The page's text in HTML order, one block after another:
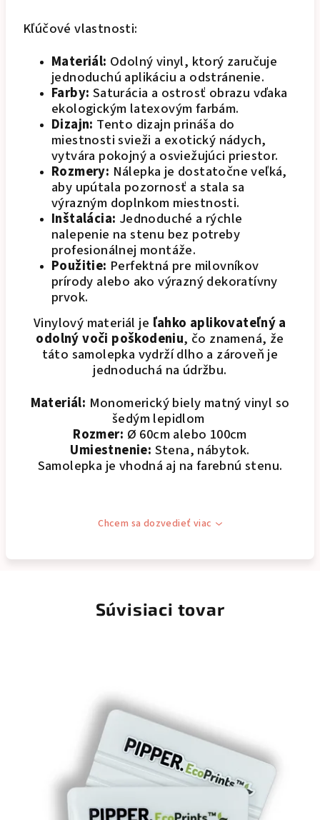
Kľúčové vlastnosti:
Materiál: Odolný vinyl, ktorý zaručuje
jednoduchú aplikáciu a odstránenie.
Farby: Saturácia a ostrosť obrazu vďaka
ekologickým latexovým farbám.
Dizajn: Tento dizajn prináša do
miestnosti svieži a exotický nádych,
vytvára pokojný a osviežujúci priestor.
Rozmery: Nálepka je dostatočne veľká,
aby upútala pozornosť a stala sa
výrazným doplnkom miestnosti.
Inštalácia: Jednoduché a rýchle
nalepenie na stenu bez potreby
profesionálnej montáže.
Použitie: Perfektná pre milovníkov
prírody alebo ako výrazný dekoratívny
prvok.
Vinylový materiál je ľahko aplikovateľný a
odolný voči poškodeniu, čo znamená, že
táto samolepka vydrží dlho a zároveň je
jednoduchá na údržbu.
Materiál: Monomerický biely matný vinyl so
šedým lepidlom
Rozmer: Ø 60cm alebo 100cm
Umiestnenie: Stena, nábytok.
Samolepka je vhodná aj na farebnú stenu.
Chcem sa dozvedieť viac
Súvisiaci tovar